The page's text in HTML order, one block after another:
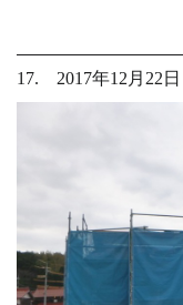
17. 2017年12月22日